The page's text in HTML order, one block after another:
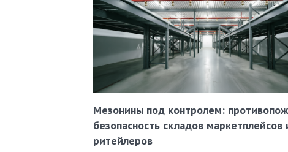
Мезонины под контролем:
безопасность складов маркетплейсов
ритейлеров